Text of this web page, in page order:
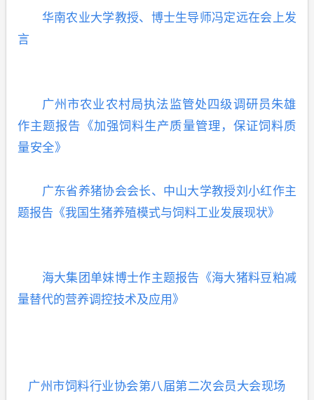
华南农业大学教授、博士生导师冯定远在会上发
言
广州市农业农村局执法监管处四级调研员朱雄
作主题报告《加强饲料生产质量管理，保证饲料质
量安全》
广东省养猪协会会长、中山大学教授刘小红作主
题报告《我国生猪养殖模式与饲料工业发展现状》
海大集团单妹博士作主题报告《海大猪料豆粕减
量替代的营养调控技术及应用》
广州市饲料行业协会第八届第二次会员大会现场